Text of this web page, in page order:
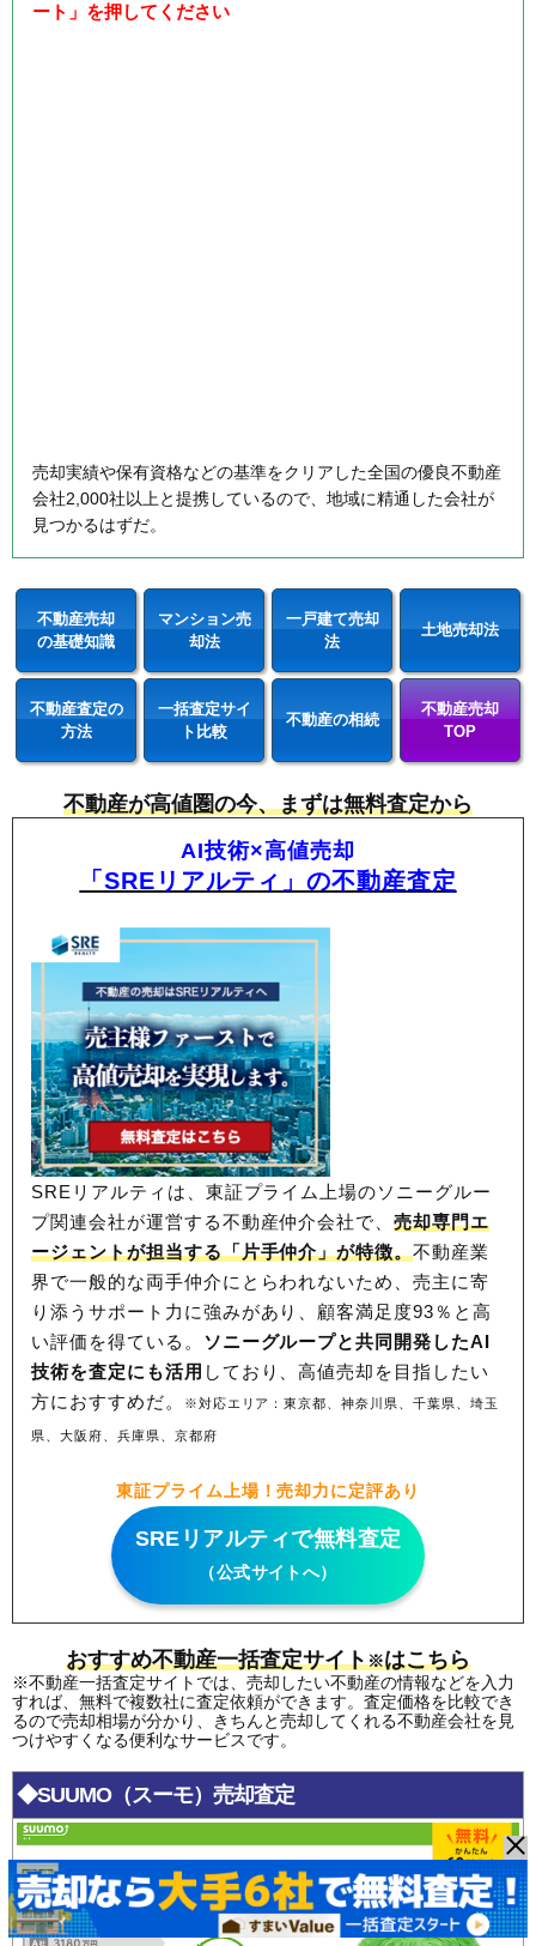
ート」を押してください
売却実績や保有資格などの基準をクリアした全国の優良不動産
会社2,000社以上と提携しているので、地域に精通した会社が
見つかるはずだ。
不動産売却
の基礎知識
マンション売
却法
一戸建て売却
法
土地売却法
不動産査定の
方法
一括査定サイ
ト比較
不動産の相続
不動産売却
TOP
不動産が高値圏の今、まずは無料査定から
AI技術×高値売却
「SREリアルティ」の不動産査定
SREリアルティは、東証プライム上場のソニーグルー
プ関連会社が運営する不動産仲介会社で、売却専門エ
ージェントが担当する「片手仲介」が特徴。不動産業
界で一般的な両手仲介にとらわれないため、売主に寄
り添うサポート力に強みがあり、顧客満足度93％と高
い評価を得ている。 ソニーグループと共同開発したAI
技術を査定にも活用 しており、高値売却を目指したい
方におすすめだ。
※対応エリア：東京都、神奈川県、千葉県、埼玉
県、大阪府、兵庫県、京都府
東証プライム上場！売却力に定評あり
SREリアルティで無料査定
（公式サイトへ）
おすすめ不動産一括査定サイト※はこちら
※不動産一括査定サイトでは、売却したい不動産の情報などを入力
すれば、無料で複数社に査定依頼ができます。査定価格を比較でき
るので売却相場が分かり、きちんと売却してくれる不動産会社を見
つけやすくなる便利なサービスです。
◆SUUMO（スーモ）売却査定